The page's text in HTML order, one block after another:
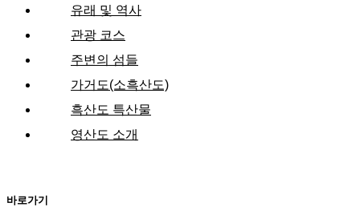
유래 및 역사
관광 코스
주변의 섬들
가거도(소흑산도)
흑산도 특산물
영산도 소개
바로가기